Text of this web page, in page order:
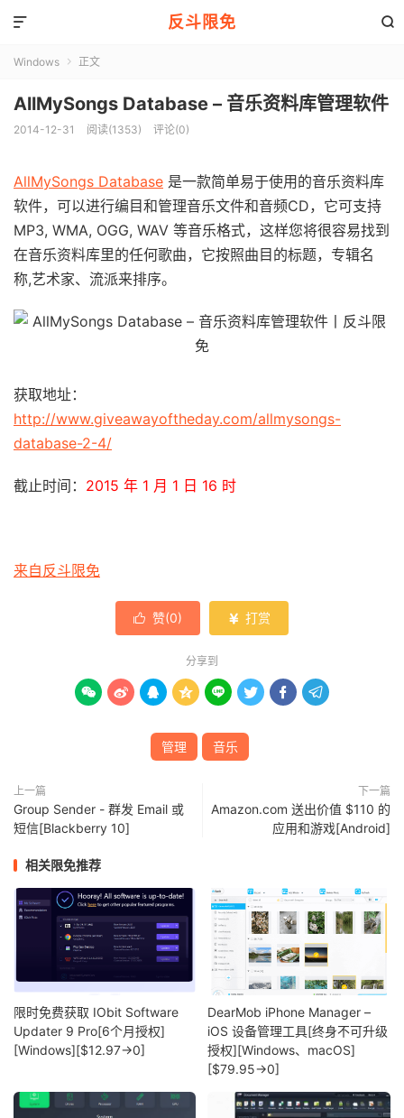
反斗限免 

Windows  正文
AllMySongs Database – 音乐资料库管理软件
2014-12-31 阅读(1353) 评论(0)
AllMySongs Database 是一款简单易于使用的音乐资料库
软件，可以进行编目和管理音乐文件和音频CD，它可支持
MP3, WMA, OGG, WAV 等音乐格式，这样您将很容易找到
在音乐资料库里的任何歌曲，它按照曲目的标题，专辑名
称,艺术家、流派来排序。
获取地址：
http://www.giveawayoftheday.com/allmysongs-
database-2-4/
截止时间： 2015 年 1 月 1 日 16 时
来自反斗限免
 赞(0)  打赏
分享到
       
管理 音乐
上一篇
Group Sender - 群发 Email 或
短信[Blackberry 10]
下一篇
Amazon.com 送出价值 $110 的
应用和游戏[Android]
相关限免推荐
限时免费获取 IObit Software
Updater 9 Pro[6个月授权]
[Windows][$12.97→0]
DearMob iPhone Manager –
iOS 设备管理工具[终身不可升级
授权][Windows、macOS]
[$79.95→0]